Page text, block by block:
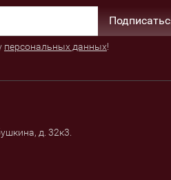
персональных данных!
д. 32к3.